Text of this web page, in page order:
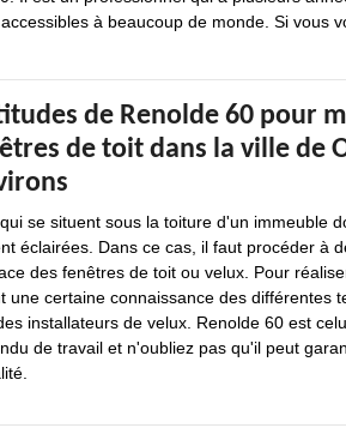
à beaucoup de monde. Si vous
de Renolde 60 pour
de toit dans la ville de
se situent sous la toiture d'un immeuble
éclairées. Dans ce cas, il faut procéder à
des fenêtres de toit ou velux. Pour
une certaine connaissance des différentes
installateurs de velux. Renolde 60 est
de travail et n'oubliez pas qu'il peut